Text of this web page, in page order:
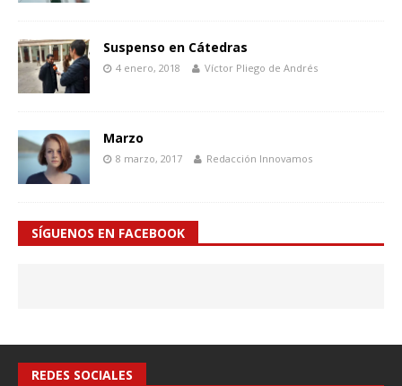
Suspenso en Cátedras
4 enero, 2018 Víctor Pliego de Andrés
Marzo
8 marzo, 2017 Redacción Innovamos
SÍGUENOS EN FACEBOOK
REDES SOCIALES